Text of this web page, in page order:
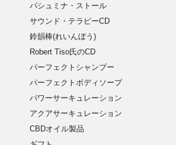
パシュミナ・ストール
サウンド・テラピーCD
鈴韻棒(れいんぼう)
Robert Tiso氏のCD
パーフェクトシャンプー
パーフェクトボディソープ
パワーサーキュレーション
アクアサーキュレーション
CBDオイル製品